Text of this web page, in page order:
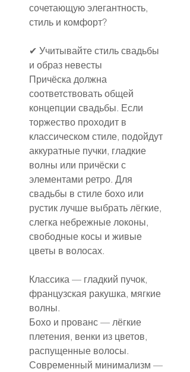
сочетающую элегантность,
стиль и комфорт?
✔ Учитывайте стиль свадьбы
и образ невесты
Причёска должна
соответствовать общей
концепции свадьбы. Если
торжество проходит в
классическом стиле, подойдут
аккуратные пучки, гладкие
волны или причёски с
элементами ретро. Для
свадьбы в стиле бохо или
рустик лучше выбрать лёгкие,
слегка небрежные локоны,
свободные косы и живые
цветы в волосах.
Классика — гладкий пучок,
французская ракушка, мягкие
волны.
Бохо и прованс — лёгкие
плетения, венки из цветов,
распущенные волосы.
Современный минимализм —